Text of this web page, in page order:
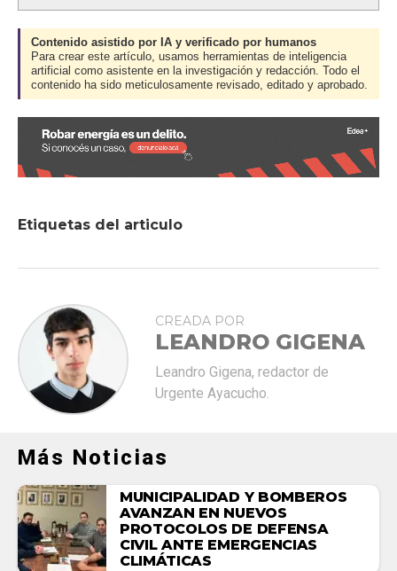
Contenido asistido por IA y verificado por humanos
Para crear este artículo, usamos herramientas de inteligencia
artificial como asistente en la investigación y redacción. Todo el
contenido ha sido meticulosamente revisado, editado y aprobado.
Etiquetas del articulo
CREADA POR
LEANDRO GIGENA
Leandro Gigena, redactor de
Urgente Ayacucho.
Más Noticias
MUNICIPALIDAD Y BOMBEROS
AVANZAN EN NUEVOS
PROTOCOLOS DE DEFENSA
CIVIL ANTE EMERGENCIAS
CLIMÁTICAS